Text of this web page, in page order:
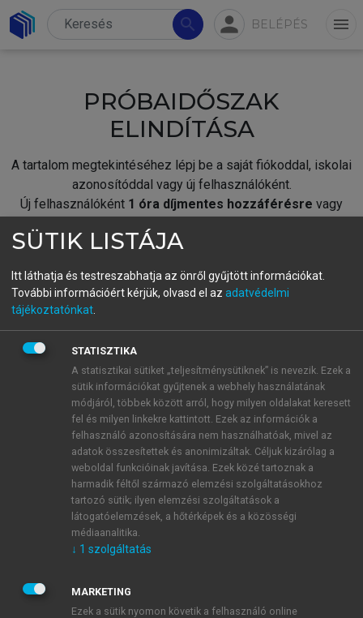
search person BELÉPÉS menu
PRÓBAIDŐSZAK
ELINDÍTÁSA
A tartalom megtekintéséhez lépj be a saját fiókoddal, iskolai
azonosítóddal vagy új felhasználóként.
Új felhasználóként 1 óra díjmentes hozzáférésre vagy
fiókoddal,vagy hozz létre új fiókot.
A regisztráció után apróbaidőszakautomatikusan
BELÉPÉS SAJÁT FIÓKKAL
ÚJ FIÓK LÉTREHOZÁSA
1 óra díjmentes hozzáférés
E-MAIL-CÍM
JELSZÓ
SÜTIK LISTÁJA
Itt láthatja és testreszabhatja az önről gyűjtött információkat.
További információért kérjük, olvasd el az adatvédelmi
tájékoztatónkat
STATISZTIKA
A statisztikai sütiket „teljesítménysütiknek” is nevezik. Ezek a
sütik információkat gyűjtenek a webhely használatának
módjáról, többek között arról, hogy milyen oldalakat keresett
fel és milyen linkekre kattintott. Ezek az információk a
felhasználó azonosítására nem használhatóak, mivel az
adatok összesítettek és anonimizáltak. Céljuk kizárólag a
weboldal funkcióinak javítása. Ezek közé tartoznak a
harmadik féltől származó elemzési szolgáltatásokhoz
tartozó sütik; ilyen elemzési szolgáltatások a
látogatóelemzések, a hőtérképek és a közösségi
médiaanalitika.
↓ 1 szolgáltatás
MARKETING
Ezek a sütik nyomon követik a felhasználó online